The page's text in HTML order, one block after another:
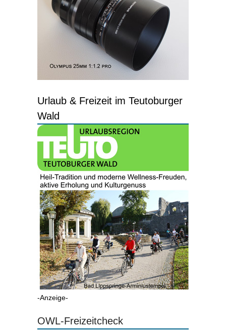
Urlaub & Freizeit im Teutoburger
Wald
-Anzeige-
OWL-Freizeitcheck